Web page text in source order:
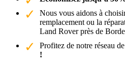
Nous vous aidons à
remplacement ou la
Land Rover près de
Profitez de notre réseau de
!